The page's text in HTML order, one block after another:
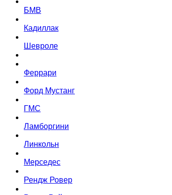
БМВ
Кадиллак
Шевроле
Феррари
Форд Мустанг
ГМС
Ламборгини
Линкольн
Мерседес
Рендж Ровер